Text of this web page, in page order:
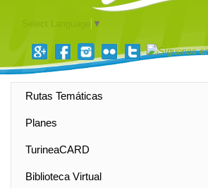
▼
Rutas Temáticas
Planes
TurineaCARD
Biblioteca Virtual